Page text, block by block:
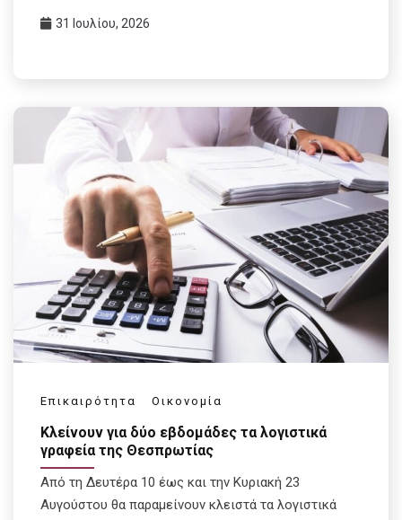
31 Ιουλίου, 2026
Επικαιρότητα Οικονομία
Κλείνουν για δύο εβδομάδες τα λογιστικά
γραφεία της Θεσπρωτίας
Από τη Δευτέρα 10 έως και την Κυριακή 23
Αυγούστου θα παραμείνουν κλειστά τα λογιστικά